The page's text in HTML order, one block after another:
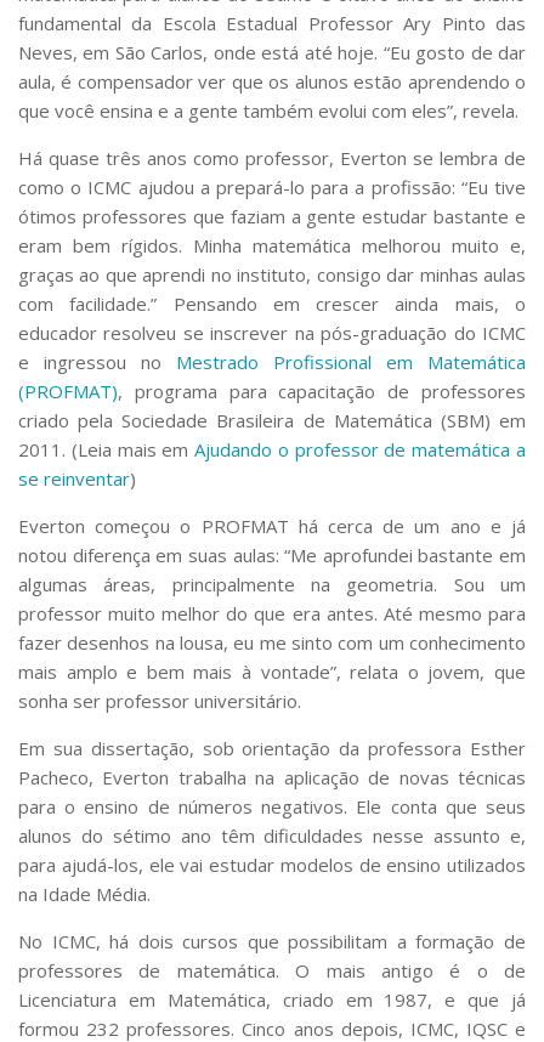
fundamental da Escola Estadual Professor Ary Pinto das
Neves, em São Carlos, onde está até hoje. “Eu gosto de dar
aula, é compensador ver que os alunos estão aprendendo o
que você ensina e a gente também evolui com eles”, revela.
Há quase três anos como professor, Everton se lembra de
como o ICMC ajudou a prepará-lo para a profissão: “Eu tive
ótimos professores que faziam a gente estudar bastante e
eram bem rígidos. Minha matemática melhorou muito e,
graças ao que aprendi no instituto, consigo dar minhas aulas
com facilidade.” Pensando em crescer ainda mais, o
educador resolveu se inscrever na pós-graduação do ICMC
e ingressou no Mestrado Profissional em Matemática
(PROFMAT), programa para capacitação de professores
criado pela Sociedade Brasileira de Matemática (SBM) em
2011. (Leia mais emAjudando o professor de matemática a
se reinventar)
Everton começou o PROFMAT há cerca de um ano e já
notou diferença em suas aulas: “Me aprofundei bastante em
algumas áreas, principalmente na geometria. Sou um
professor muito melhor do que era antes. Até mesmo para
fazer desenhos na lousa, eu me sinto com um conhecimento
mais amplo e bem mais à vontade”, relata o jovem, que
sonha ser professor universitário.
Em sua dissertação, sob orientação da professora Esther
Pacheco, Everton trabalha na aplicação de novas técnicas
para o ensino de números negativos. Ele conta que seus
alunos do sétimo ano têm dificuldades nesse assunto e,
para ajudá-los, ele vai estudar modelos de ensino utilizados
na Idade Média.
No ICMC, há dois cursos que possibilitam a formação de
professores de matemática. O mais antigo é o de
Licenciatura em Matemática, criado em 1987, e que já
formou 232 professores. Cinco anos depois, ICMC, IQSC e